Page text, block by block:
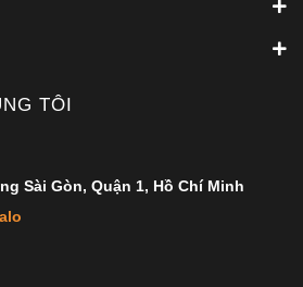
TÔI
Sài Gòn, Quận 1, Hồ Chí Minh